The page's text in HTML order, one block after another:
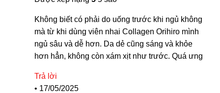
Không biết có phải do uống trước khi ngủ không
mà từ khi dùng viên nhai Collagen Orihiro mình
ngủ sâu và dễ hơn. Da dẻ cũng sáng và khỏe
hơn hẳn, không còn xám xịt như trước. Quá ưng
Trả lời
• 17/05/2025